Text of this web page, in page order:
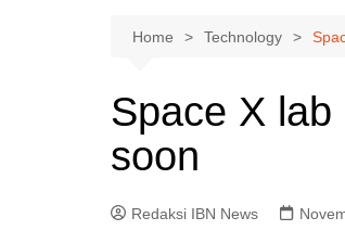
Home Technology
Space X
soon
Redaksi IBN News